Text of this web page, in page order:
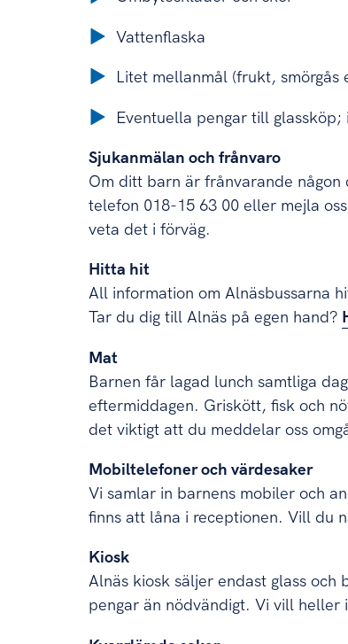
Vattenflaska
Litet mellanmål (frukt, smörgås
Eventuella pengar till
Sjukanmälan och frånvaro
Om ditt barn är frånvarande
telefon 018-15 63 00 eller mejla
veta det i förväg.
Hitta hit
All information om Alnäsbussarna
Tar du dig till Alnäs på egen hand?
Mat
Barnen får lagad lunch samtliga
eftermiddagen. Griskött, fisk och
det viktigt att du meddelar oss
Mobiltelefoner och värdesaker
Vi samlar in barnens mobiler och
finns att låna i receptionen. Vill du
Kiosk
Alnäs kiosk säljer endast glass
pengar än nödvändigt. Vi vill